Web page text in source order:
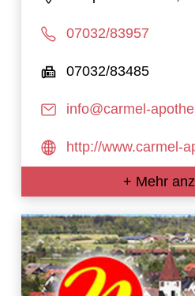
07032/83957
07032/83485
info@carmel-
http://www.carmel-
+ Mehr